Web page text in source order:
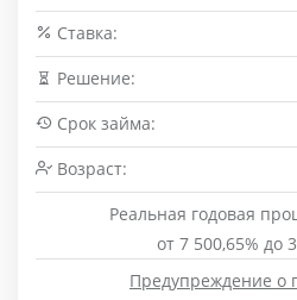
Cтавка:
Решение:
Срок займа:
Возраст:
Реальная годовая
от 7 500,65% до
Предупреждение о